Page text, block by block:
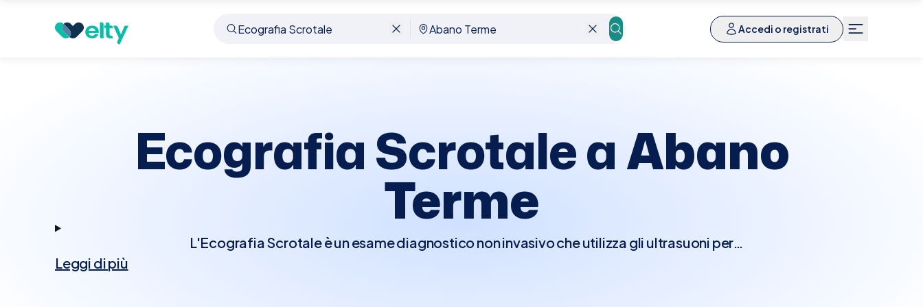
Accedi o registrati
Prenota visita Ecografia Scrotale Abano Terme
Ecografia Scrotale aAbano
Terme
L'Ecografia Scrotale è un esame diagnostico non invasivo che utilizza gli ultrasuoni per
Leggi di più